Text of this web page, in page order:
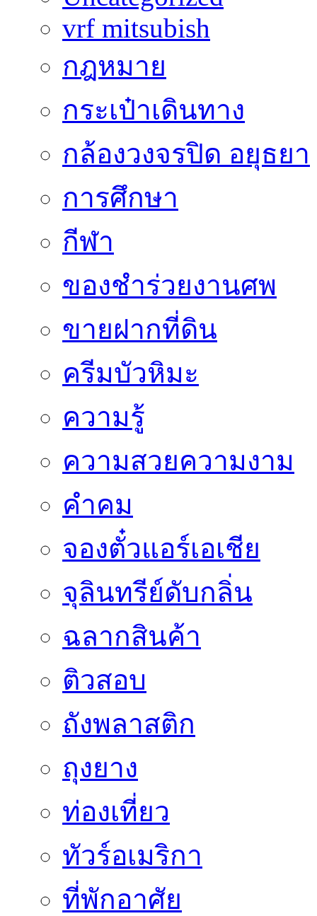
vrf mitsubish
กฎหมาย
กระเป๋าเดินทาง
กล้องวงจรปิด อยุธยา
การศึกษา
กีฬา
ของชำร่วยงานศพ
ขายฝากที่ดิน
ครีมบัวหิมะ
ความรู้
ความสวยความงาม
คำคม
จองตั๋วแอร์เอเชีย
จุลินทรีย์ดับกลิ่น
ฉลากสินค้า
ติวสอบ
ถังพลาสติก
ถุงยาง
ท่องเที่ยว
ทัวร์อเมริกา
ที่พักอาศัย